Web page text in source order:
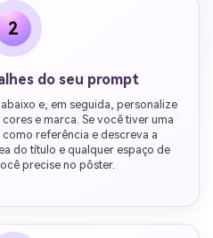
2
do seu prompt
e, em seguida, personalize
e marca. Se você tiver uma
referência e descreva a
do título e qualquer espaço de
precise no pôster.